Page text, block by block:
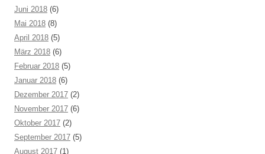
Juni 2018 (6)
Mai 2018 (8)
April 2018 (5)
März 2018 (6)
Februar 2018 (5)
Januar 2018 (6)
Dezember 2017 (2)
November 2017 (6)
Oktober 2017 (2)
September 2017 (5)
August 2017 (1)